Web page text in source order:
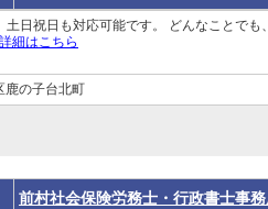
土日祝日も対応可能です。 どんなことで
詳細はこちら
鹿の子台北町
前村社会保険労務士・行政書士事